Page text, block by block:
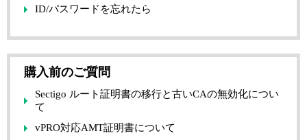
ID/パスワードを忘れたら
購入前のご質問
Sectigo ルート証明書の移行と古いCAの無効化につい
て
vPRO対応AMT証明書について